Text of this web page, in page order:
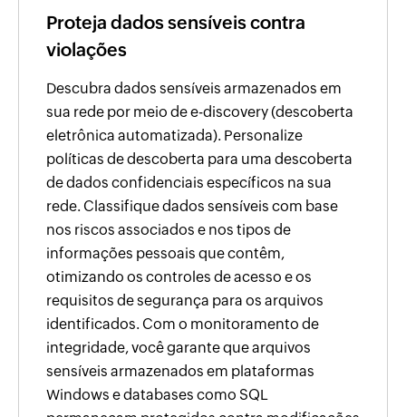
Proteja dados sensíveis contra
violações
Descubra dados sensíveis armazenados em
sua rede por meio de e-discovery (descoberta
eletrônica automatizada). Personalize
políticas de descoberta para uma descoberta
de dados confidenciais específicos na sua
rede. Classifique dados sensíveis com base
nos riscos associados e nos tipos de
informações pessoais que contêm,
otimizando os controles de acesso e os
requisitos de segurança para os arquivos
identificados. Com o monitoramento de
integridade, você garante que arquivos
sensíveis armazenados em plataformas
Windows e databases como SQL